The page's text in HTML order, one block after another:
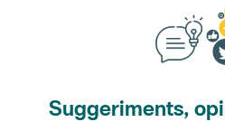
Suggeriments,